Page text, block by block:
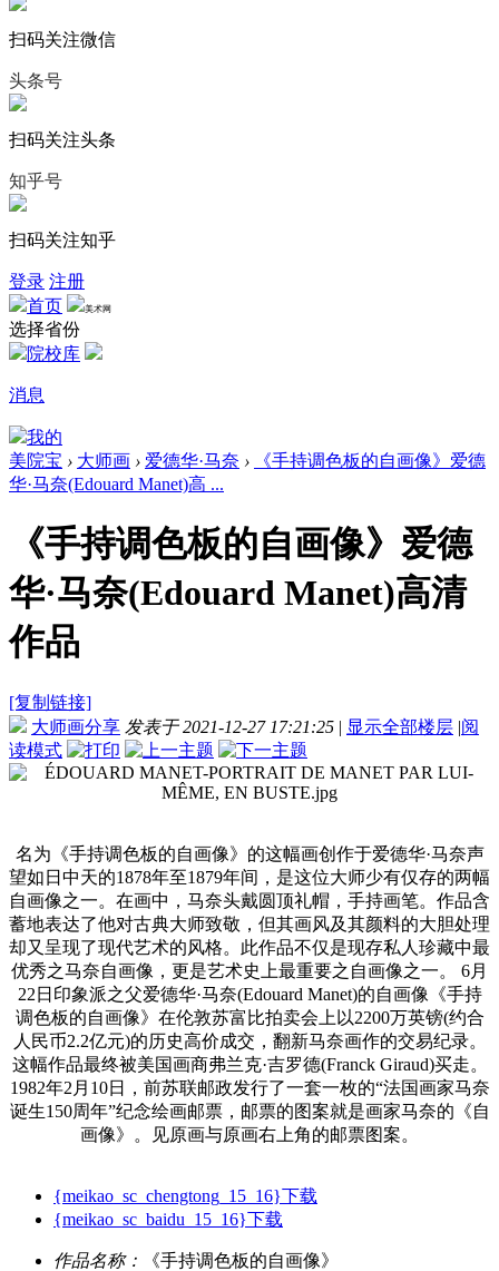
扫码关注微信
头条号
扫码关注头条
知乎号
扫码关注知乎
登录 注册
首页
美术网
选择省份
院校库
消息
我的
美院宝 › 大师画 › 爱德华·马奈 ›
《手持调色板的自画像》爱德
华·马奈(Edouard Manet)高 ...
《手持调色板的自画像》爱德
华·马奈(Edouard Manet)高清
作品
[复制链接]
大师画分享 发表于 2021-12-27 17:21:25 | 显示全部楼层 |阅
读模式
名为《手持调色板的自画像》的这幅画创作于爱德华·马奈声
望如日中天的1878年至1879年间，是这位大师少有仅存的两幅
自画像之一。在画中，马奈头戴圆顶礼帽，手持画笔。作品含
蓄地表达了他对古典大师致敬，但其画风及其颜料的大胆处理
却又呈现了现代艺术的风格。此作品不仅是现存私人珍藏中最
优秀之马奈自画像，更是艺术史上最重要之自画像之一。 6月
22日印象派之父爱德华·马奈(Edouard Manet)的自画像《手持
调色板的自画像》在伦敦苏富比拍卖会上以2200万英镑(约合
人民币2.2亿元)的历史高价成交，翻新马奈画作的交易纪录。
这幅作品最终被美国画商弗兰克·吉罗德(Franck Giraud)买走。
1982年2月10日，前苏联邮政发行了一套一枚的“法国画家马奈
诞生150周年”纪念绘画邮票，邮票的图案就是画家马奈的《自
画像》。见原画与原画右上角的邮票图案。
{meikao_sc_chengtong_15_16}下载
{meikao_sc_baidu_15_16}下载
作品名称：
《手持调色板的自画像》